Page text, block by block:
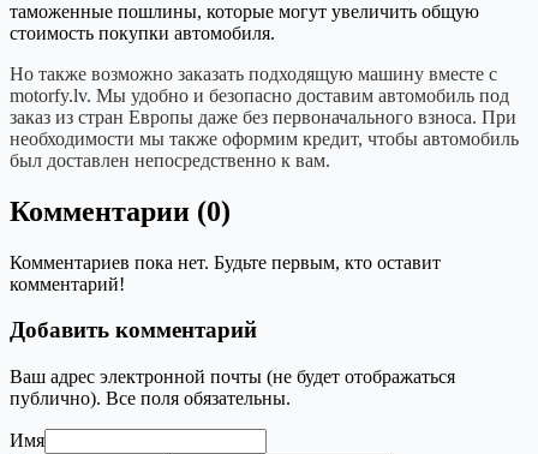
таможенные пошлины, которые могут увеличить общую
стоимость покупки автомобиля.
Но также возможно заказать подходящую машину вместе с
motorfy.lv. Мы удобно и безопасно доставим автомобиль под
заказ из стран Европы даже без первоначального взноса. При
необходимости мы также оформим кредит, чтобы автомобиль
был доставлен непосредственно к вам.
Комментарии (0)
Комментариев пока нет. Будьте первым, кто оставит
комментарий!
Добавить комментарий
Ваш адрес электронной почты (не будет отображаться
публично). Все поля обязательны.
Имя